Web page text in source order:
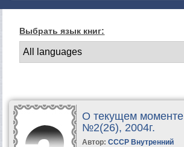
Выбрать язык книг:
О текущем моменте
№2(26), 2004г.
Автор: СССР Внутренний